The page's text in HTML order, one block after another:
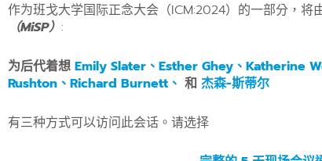
作为班戈大学国际正念大会（ICM:2024）的一部分，将
（MiSP） :
为后代着想 Emily Slater、Esther Ghey、Katherine
Rushton、Richard Burnett、 和 杰森-斯蒂尔
有三种方式可以访问此会话。请选择